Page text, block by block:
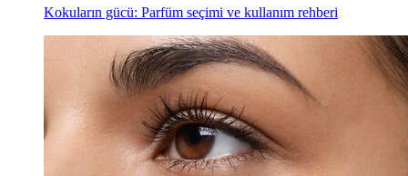
Kokuların gücü: Parfüm seçimi ve kullanım rehberi